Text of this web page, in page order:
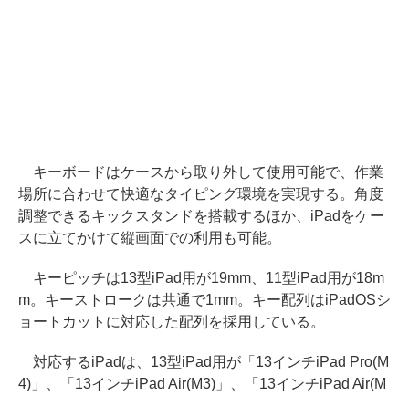
キーボードはケースから取り外して使用可能で、作業
場所に合わせて快適なタイピング環境を実現する。角度
調整できるキックスタンドを搭載するほか、iPadをケー
スに立てかけて縦画面での利用も可能。
キーピッチは13型iPad用が19mm、11型iPad用が18m
m。キーストロークは共通で1mm。キー配列はiPadOSシ
ョートカットに対応した配列を採用している。
対応するiPadは、13型iPad用が「13インチiPad Pro(M
4)」、「13インチiPad Air(M3)」、「13インチiPad Air(M